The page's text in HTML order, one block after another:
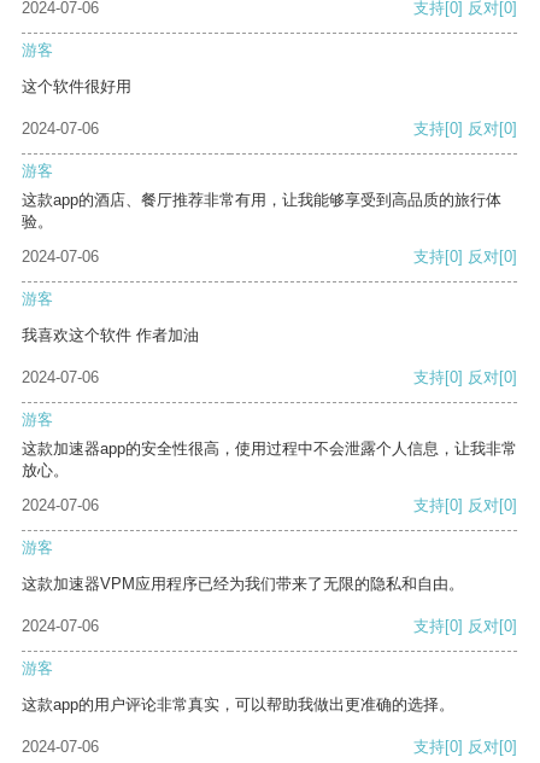
2024-07-06 支持[0] 反对[0]
游客
这个软件很好用
2024-07-06 支持[0] 反对[0]
游客
这款app的酒店、餐厅推荐非常有用，让我能够享受到高品质的旅行体
验。
2024-07-06
支持[0] 反对[0]
游客
我喜欢这个软件 作者加油
2024-07-06 支持[0] 反对[0]
游客
这款加速器app的安全性很高，使用过程中不会泄露个人信息，让我非常
放心。
2024-07-06
支持[0] 反对[0]
游客
这款加速器VPM应用程序已经为我们带来了无限的隐私和自由。
2024-07-06 支持[0] 反对[0]
游客
这款app的用户评论非常真实，可以帮助我做出更准确的选择。
2024-07-06 支持[0] 反对[0]